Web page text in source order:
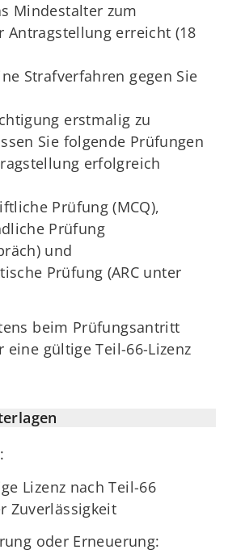
Mindestalter zum
Antragstellung erreicht (18
Strafverfahren gegen Sie
erstmalig zu
Sie folgende Prüfungen
erfolgreich
Prüfung (MCQ),
Prüfung
und
Prüfung (ARC unter
beim Prüfungsantritt
eine gültige Teil-66-Lizenz
Lizenz nach Teil-66
Zuverlässigkeit
oder Erneuerung: